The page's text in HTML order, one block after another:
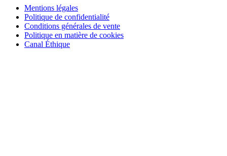
Mentions légales
Politique de confidentialité
Conditions générales de vente
Politique en matière de cookies
Canal Éthique